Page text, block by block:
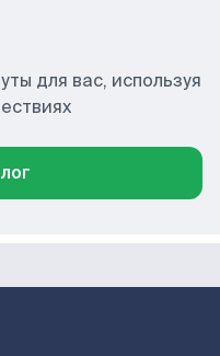
для вас, используя